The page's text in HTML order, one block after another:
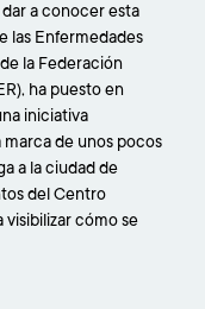
a conocer esta
las Enfermedades
la Federación
ha puesto en
iniciativa
marca de unos pocos
a la ciudad de
del Centro
visibilizar cómo se